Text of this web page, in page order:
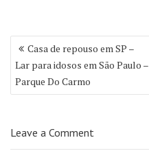
Navegação
de
Post
Casa de repouso em SP –
Lar para idosos em São Paulo –
Parque Do Carmo
Leave a Comment